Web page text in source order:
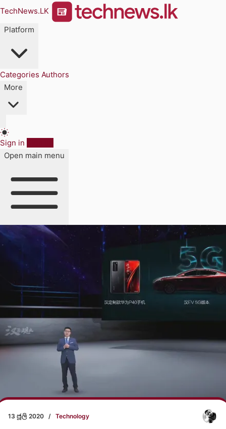
TechNews.LK
Platform
Categories Authors
More
Sign in
Open main menu
13 ජූලි 2020 / Technology